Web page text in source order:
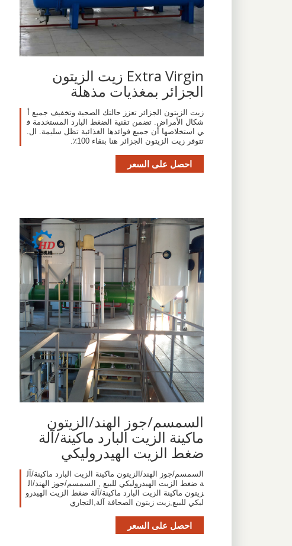
Extra Virgin زيت الزيتون
الجزائر بمغذيات مذهلة
زيت الزيتون الجزائر تعزز حالتك الصحية وتخفيف جميع أ
شكال الأمراض. تضمن تقنية الضغط البارد المستخدمة ف
ي استخلاصها أن جميع فوائدها الغذائية تظل سليمة. ال.
تتوفر زيت الزيتون الجزائر هنا بنقاء 100٪.
احصل على السعر
السمسم/جوز الهند/الزيتون
ماكينة الزيت البارد ماكينة/آلة
ضغط الزيت الهيدروليكي
السمسم/جوز الهند/الزيتون ماكينة الزيت البارد ماكينة/آل
ة ضغط الزيت الهيدروليكي للبيع , السمسم/جوز الهند/ال
زيتون ماكينة الزيت البارد ماكينة/آلة ضغط الزيت الهيدرو
ليكي للبيع,زيت زيتون الصحافة آلة,التجاري
احصل على السعر